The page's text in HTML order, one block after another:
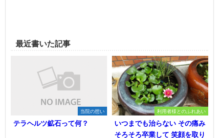
最近書いた記事
当院の想い
テラヘルツ鉱石って何？
利用者様とのふれあい
いつまでも治らない その痛み
そろそろ卒業して 笑顔を取り